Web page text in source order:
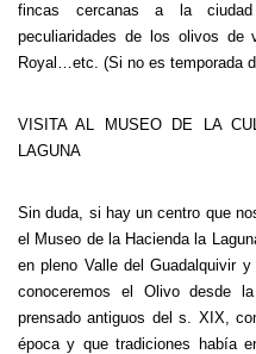
fincas cercanas a la
peculiaridades de los olivos de
Royal…etc. (Si no es temporada
VISITA AL MUSEO DE LA
LAGUNA
Sin duda, si hay un centro que
el Museo de la Hacienda la
en pleno Valle del Guadalquivir
conoceremos el Olivo desde
prensado antiguos del s. XIX,
época y que tradiciones había